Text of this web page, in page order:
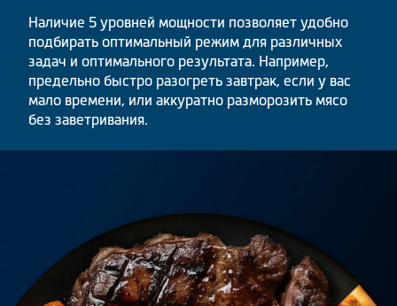
Наличие 5 уровней мощности позволяет удобно
подбирать оптимальный режим для различных
задач и оптимального результата. Например,
предельно быстро разогреть завтрак, если у вас
мало времени, или аккуратно разморозить мясо
без заветривания.